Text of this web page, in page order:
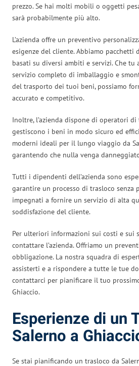
prezzo. Se hai molti mobili o oggetti
sarà probabilmente più alto.
L’azienda offre un preventivo
esigenze del cliente. Abbiamo
basati su diversi ambiti e servizi. Che
servizio completo di imballaggio e
del trasporto dei tuoi beni, possiamo
accurato e competitivo.
Inoltre, l’azienda dispone di operatori
gestiscono i beni in modo sicuro ed
moderni ideali per il lungo viaggio da
garantendo che nulla venga
Tutti i dipendenti dell’azienda sono
garantire un processo di trasloco senza
impegnati a fornire un servizio di alta
soddisfazione del cliente.
Per ulteriori informazioni sui costi e sui
contattare l’azienda. Offriamo un
obbligazione. La nostra squadra di
assisterti e a rispondere a tutte le tue
contattarci per pianificare il tuo
Ghiaccio.
Esperienze di un
Salerno a
Se stai pianificando un trasloco da